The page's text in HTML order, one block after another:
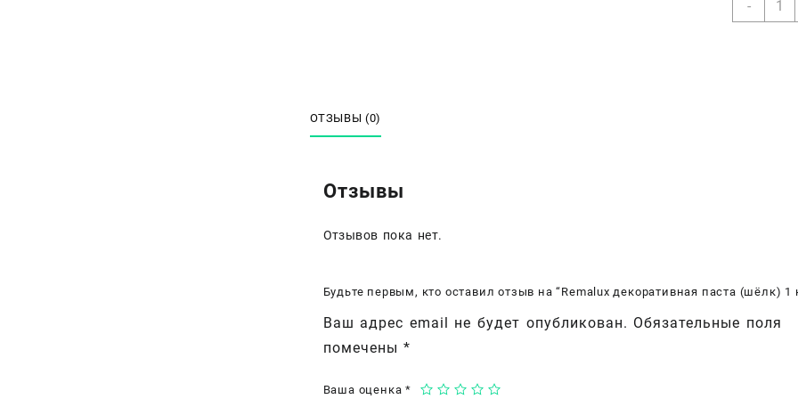
-
ОТЗЫВЫ (0)
Отзывы
Отзывов пока нет.
Будьте первым, кто оставил отзыв на “Remalux декоративная паста (шёлк) 1
Ваш адрес email не будет опубликован. Обязательные поля
помечены*
Ваша оценка*